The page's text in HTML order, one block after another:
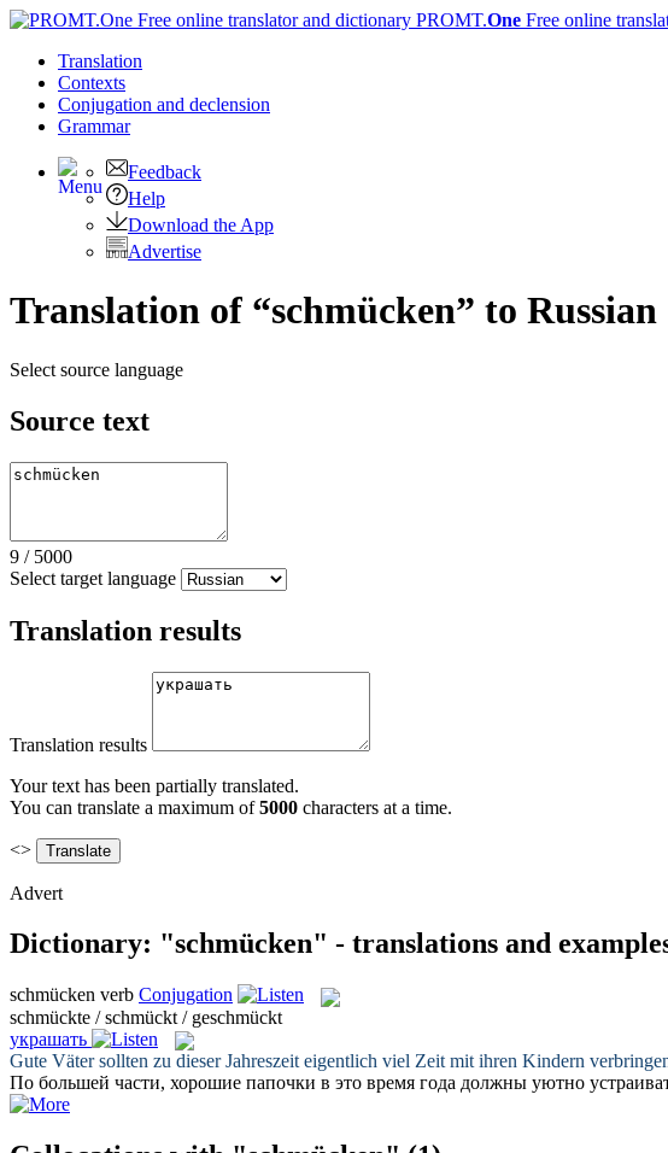
PROMT.One Free online
Translation
Contexts
Conjugation and declension
Grammar
Feedback
Help
Download the App
Advertise
Translation of “schmücken” to Russian
Select source language
Source text
9 / 5000
Select target language
Translation results
Translation results
Your text has been partially translated.
You can translate a maximum of5000 characters at a time.
<>
Advert
Dictionary: "schmücken" - translations and
schmücken verb Conjugation
schmückte / schmückt / geschmückt
украшать
Gute Väter sollten zu dieser Jahreszeit eigentlich viel Zeit mit ihren Kindern
По большей части, хорошие папочки в это время года должны уютно